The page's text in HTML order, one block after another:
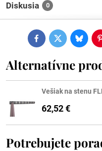
Diskusia 0
FacebookTwitterBluesky
Alternatívne
Vešiak na stenu
62,52 €
Potrebujete